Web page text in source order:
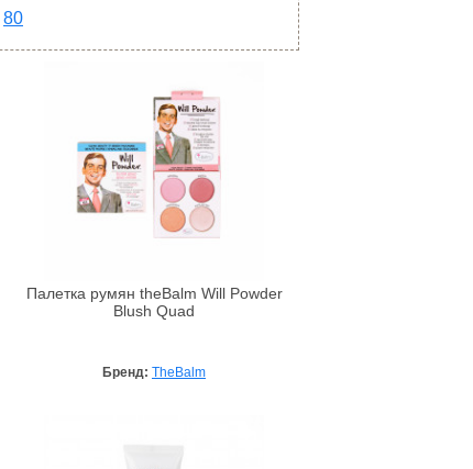
80
Палетка румян theBalm Will Powder
Blush Quad
Бренд: TheBalm